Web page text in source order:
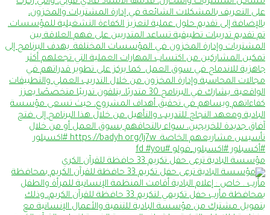
مؤسسة البادية ترعى حفل تكريم 33 حافظة للقرآن الكري